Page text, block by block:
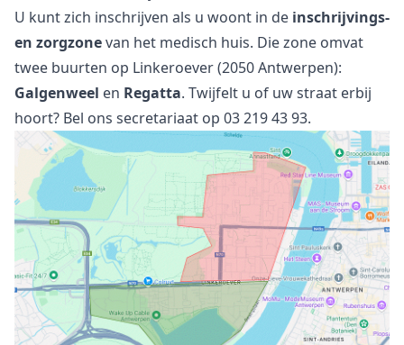
U kunt zich inschrijven als u woont in de inschrijvings-
en zorgzonevan het medisch huis. Die zone omvat
twee buurten op Linkeroever (2050 Antwerpen):
Galgenweel en Regatta. Twijfelt u of uw straat erbij
hoort? Bel ons secretariaat op 03 219 43 93.